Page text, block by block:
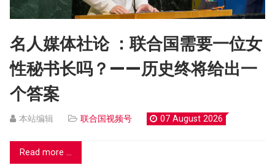
名人媒体社论 ：联合国需要一位女
性秘书长吗？——历史终将给出一
个答案
本站编辑 联合国视频号 07 August 2026
Read more ...